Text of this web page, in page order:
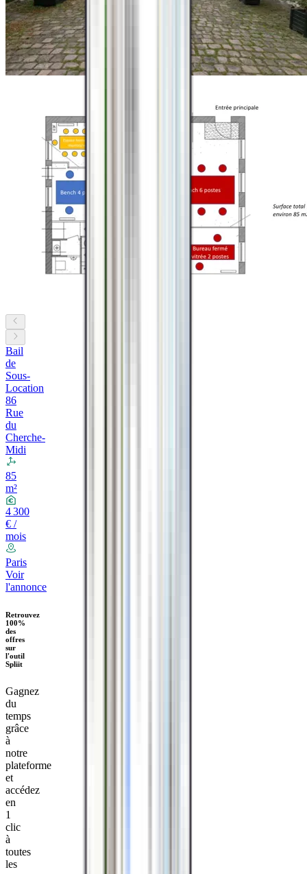
Bail
de
Sous-
Location
86
Rue
du
Cherche-
Midi
85
m²
4 300
€ /
mois
Paris
Voir
l'annonce
Retrouvez
100%
des
offres
sur
l'outil
Spliit
Gagnez
du
temps
grâce
à
notre
plateforme
et
accédez
en
1
clic
à
toutes
les